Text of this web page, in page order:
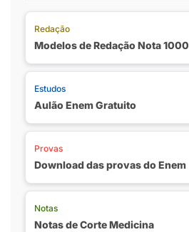
Redação
Modelos de Redação Nota 1000
Estudos
Aulão Enem Gratuito
Provas
Download das provas do Enem
Notas
Notas de Corte Medicina